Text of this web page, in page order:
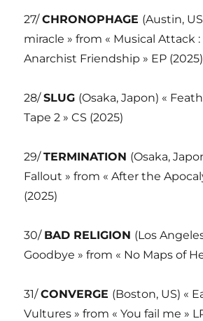
27/CHRONOPHAGE (Austin,
miracle » from « Musical Attack
Anarchist Friendship » EP (2025)
28/SLUG (Osaka, Japon) «
Tape 2 » CS (2025)
29/TERMINATION (Osaka,
Fallout » from « After the
(2025)
30/ BAD RELIGION (Los
Goodbye » from « No Maps of
31/CONVERGE (Boston, US) «
Vultures » from « You fail me »